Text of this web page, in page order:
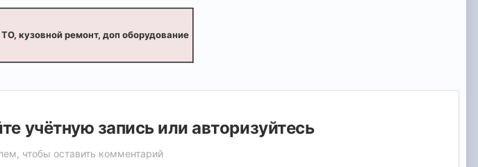
кузовной ремонт, доп оборудование
учётную запись или авторизуйтесь
чтобы оставить комментарий